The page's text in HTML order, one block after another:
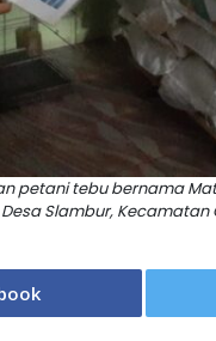
petani tebu bernama
Slambur,